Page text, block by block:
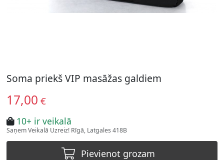
Soma priekš VIP masāžas galdiem
17,00 €
10+ ir veikalā
Saņem Veikalā Uzreiz! Rīgā, Latgales 418B
Pievienot grozam